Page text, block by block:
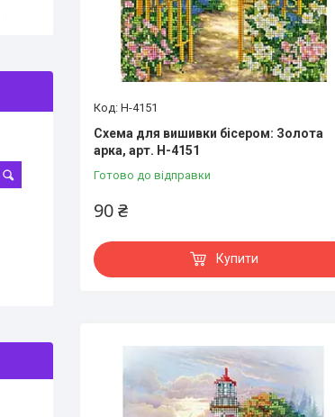
Н-4151
Схема для вишивки бісером: Золота
арка, арт. Н-4151
Готово до відправки
90 ₴
Купити